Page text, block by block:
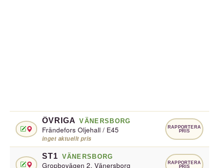
ÖVRIGA VÄNERSBORG
Frändefors Oljehall / E45
inget aktuellt pris
RAPPORTERA
PRIS
ST1 VÄNERSBORG
Gropbovägen 2, Vänersborg
RAPPORTERA
PRIS